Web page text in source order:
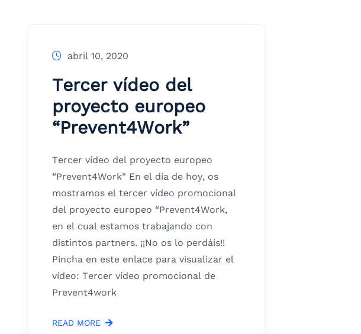
abril 10, 2020
Tercer vídeo del
proyecto europeo
“Prevent4Work”
Tercer vídeo del proyecto europeo
“Prevent4Work” En el día de hoy, os
mostramos el tercer vídeo promocional
del proyecto europeo “Prevent4Work,
en el cual estamos trabajando con
distintos partners. ¡¡No os lo perdáis!!
Pincha en este enlace para visualizar el
vídeo: Tercer vídeo promocional de
Prevent4work
READ MORE